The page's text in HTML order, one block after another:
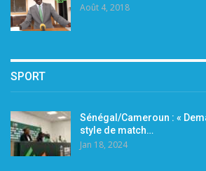
Août 4, 2018
SPORT
Sénégal/Cameroun : «
style de match…
Jan 18, 2024